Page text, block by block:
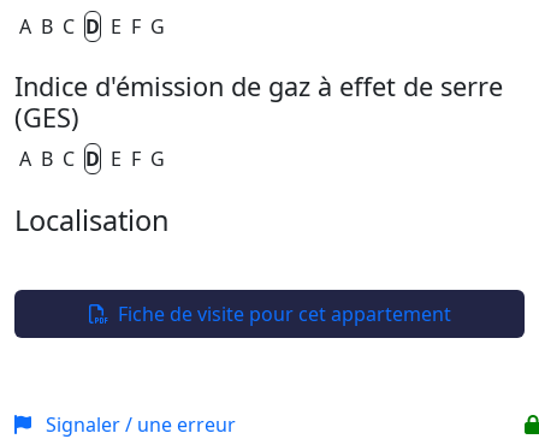
A B C D E F G
Indice d'émission de gaz à effet de serre
(GES)
A B C D E F G
Localisation
Fiche de visite pour cet appartement
Signaler / une erreur